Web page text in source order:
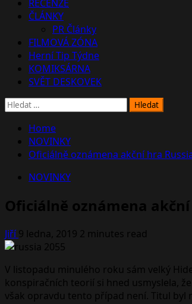
RECENZE
ČLÁNKY
PR Články
FILMOVÁ ZÓNA
Herní Tip Týdne
KOMIKSÁRNA
SVĚT DESKOVEK
Vyhledávání
Home
NOVINKY
Oficiálně oznámena akční hra
NOVINKY
Oficiálně oznámena akční
Jiří9 ledna, 2019 2 minutes read
V listopadu minulého roku sám velký
konspiračních teorií si hned usmyslela,
však opravdu tento případ není. Titul byl